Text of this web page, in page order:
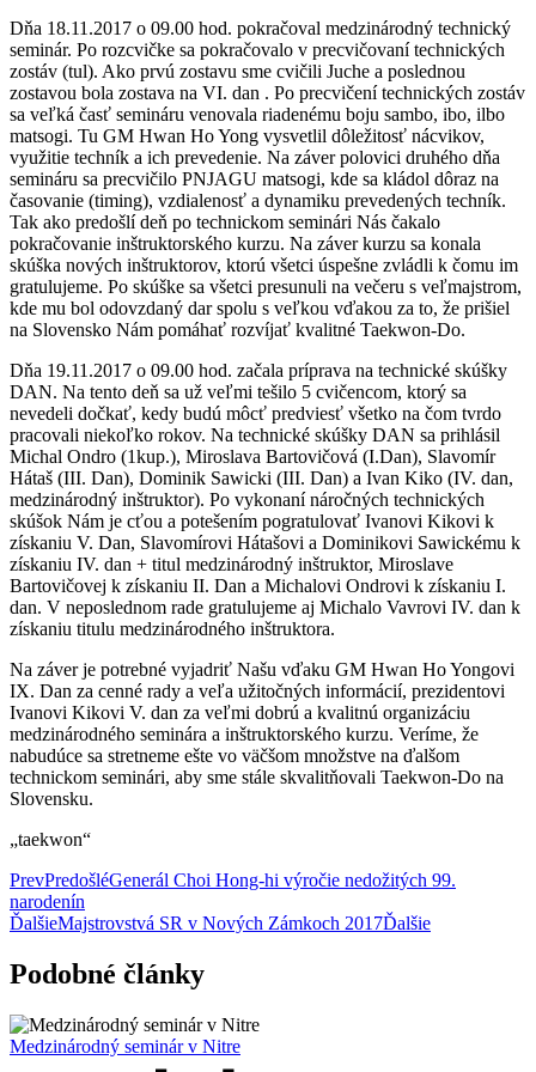
Dňa 18.11.2017 o 09.00 hod. pokračoval medzinárodný technický
seminár. Po rozcvičke sa pokračovalo v precvičovaní technických
zostáv (tul). Ako prvú zostavu sme cvičili Juche a poslednou
zostavou bola zostava na VI. dan . Po precvičení technických zostáv
sa veľká časť semináru venovala riadenému boju sambo, ibo, ilbo
matsogi. Tu GM Hwan Ho Yong vysvetlil dôležitosť nácvikov,
využitie techník a ich prevedenie. Na záver polovici druhého dňa
semináru sa precvičilo PNJAGU matsogi, kde sa kládol dôraz na
časovanie (timing), vzdialenosť a dynamiku prevedených techník.
Tak ako predošlí deň po technickom seminári Nás čakalo
pokračovanie inštruktorského kurzu. Na záver kurzu sa konala
skúška nových inštruktorov, ktorú všetci úspešne zvládli k čomu im
gratulujeme. Po skúške sa všetci presunuli na večeru s veľmajstrom,
kde mu bol odovzdaný dar spolu s veľkou vďakou za to, že prišiel
na Slovensko Nám pomáhať rozvíjať kvalitné Taekwon-Do.
Dňa 19.11.2017 o 09.00 hod. začala príprava na technické skúšky
DAN. Na tento deň sa už veľmi tešilo 5 cvičencom, ktorý sa
nevedeli dočkať, kedy budú môcť predviesť všetko na čom tvrdo
pracovali niekoľko rokov. Na technické skúšky DAN sa prihlásil
Michal Ondro (1kup.), Miroslava Bartovičová (I.Dan), Slavomír
Hátaš (III. Dan), Dominik Sawicki (III. Dan) a Ivan Kiko (IV. dan,
medzinárodný inštruktor). Po vykonaní náročných technických
skúšok Nám je cťou a potešením pogratulovať Ivanovi Kikovi k
získaniu V. Dan, Slavomírovi Hátašovi a Dominikovi Sawickému k
získaniu IV. dan + titul medzinárodný inštruktor, Miroslave
Bartovičovej k získaniu II. Dan a Michalovi Ondrovi k získaniu I.
dan. V neposlednom rade gratulujeme aj Michalo Vavrovi IV. dan k
získaniu titulu medzinárodného inštruktora.
Na záver je potrebné vyjadriť Našu vďaku GM Hwan Ho Yongovi
IX. Dan za cenné rady a veľa užitočných informácií, prezidentovi
Ivanovi Kikovi V. dan za veľmi dobrú a kvalitnú organizáciu
medzinárodného seminára a inštruktorského kurzu. Veríme, že
nabudúce sa stretneme ešte vo väčšom množstve na ďalšom
technickom seminári, aby sme stále skvalitňovali Taekwon-Do na
Slovensku.
„taekwon“
PrevPredošléGenerál Choi Hong-hi výročie nedožitých 99.
narodenín
ĎalšieMajstrovstvá SR v Nových Zámkoch 2017Ďalšie
Podobné články
Medzinárodný seminár v Nitre